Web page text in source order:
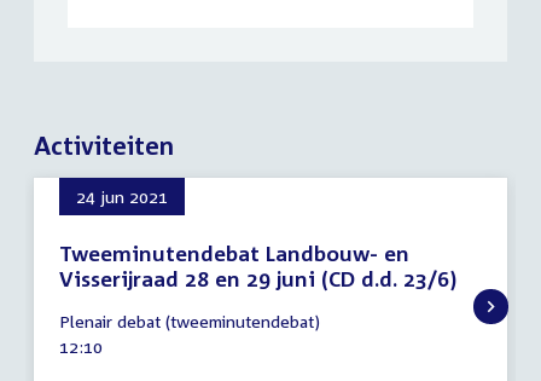
Activiteiten
24 jun 2021
Tweeminutendebat Landbouw- en
Visserijraad 28 en 29 juni (CD d.d. 23/6)
juni
2021
Plenair debat (tweeminutendebat)
Tijd
12:10